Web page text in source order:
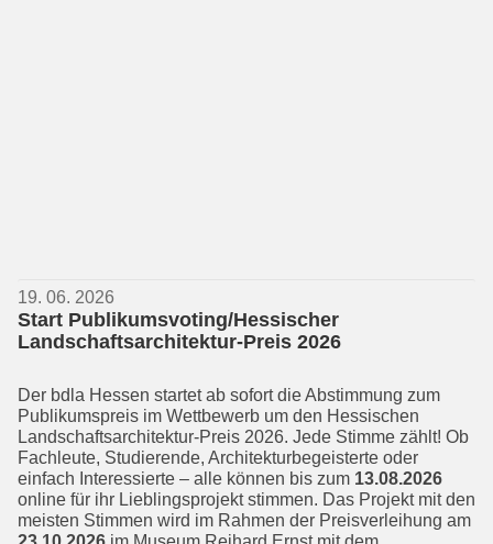
19. 06. 2026
Start Publikumsvoting/Hessischer
Landschaftsarchitektur-Preis 2026
Der bdla Hessen startet ab sofort die Ab­stimmung zum
Publikumspreis im Wett­bewerb um den Hessischen
Landschafts­architektur-Preis 2026. Jede Stimme zählt! Ob
Fachleute, Studierende, Archi­tekturbegeisterte oder
einfach Interes­sierte – alle können bis zum 13.08.2026
online für ihr Lieblingsprojekt stimmen. Das Projekt mit den
meisten Stimmen wird im Rahmen der Preisverleihung am